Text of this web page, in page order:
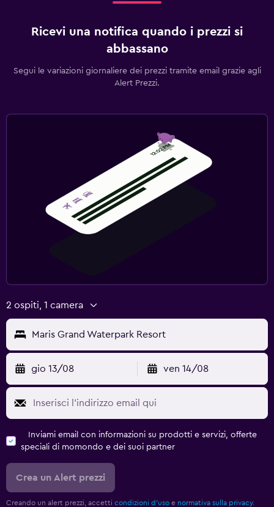
Ricevi una notifica quando i prezzi si
abbassano
Segui le variazioni giornaliere dei prezzi tramite email grazie agli
Alert Prezzi.
2 ospiti, 1 camera
Maris Grand Waterpark Resort
gio 13/08 ven 14/08
Inviami email con informazioni su prodotti e servizi, offerte
speciali di momondo e dei suoi partner
Crea un Alert prezzi
Creando un alert prezzi, accetti condizioni d'uso e normativa sulla privacy.